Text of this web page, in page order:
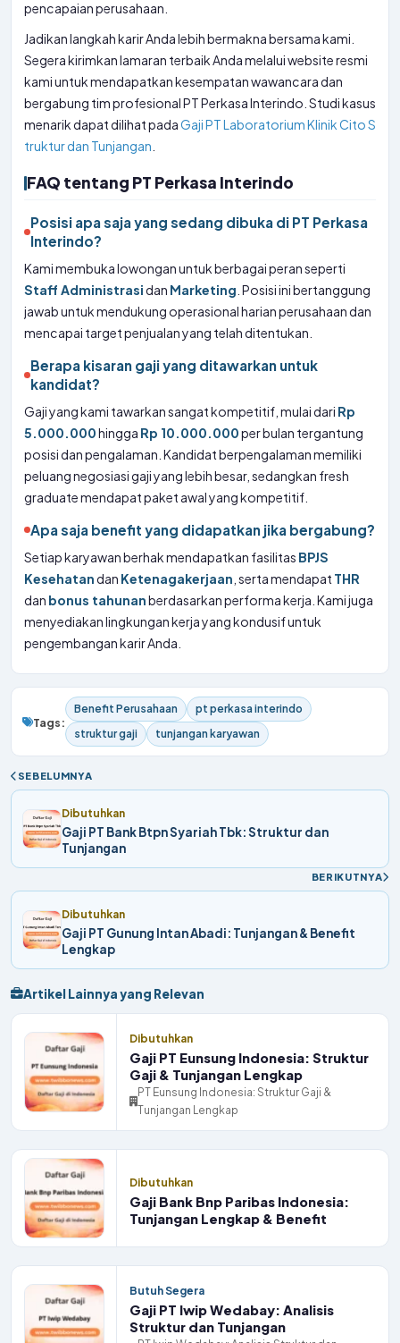
pencapaian perusahaan.
Jadikan langkah karir Anda lebih bermakna bersama kami.
Segera kirimkan lamaran terbaik Anda melalui website resmi
kami untuk mendapatkan kesempatan wawancara dan
bergabung tim profesional PT Perkasa Interindo. Studi kasus
menarik dapat dilihat padaGaji PT Laboratorium Klinik Cito S
truktur dan Tunjangan
FAQ tentang PT Perkasa Interindo
Posisi apa saja yang sedang dibuka di PT Perkasa
Interindo?
Kami membuka lowongan untuk berbagai peran seperti
Staff Administrasidan Marketing . Posisi ini bertanggung
jawab untuk mendukung operasional harian perusahaan dan
mencapai target penjualan yang telah ditentukan.
Berapa kisaran gaji yang ditawarkan untuk
kandidat?
Gaji yang kami tawarkan sangat kompetitif, mulai dari Rp
5.000.000hingga Rp 10.000.000per bulan tergantung
posisi dan pengalaman. Kandidat berpengalaman memiliki
peluang negosiasi gaji yang lebih besar, sedangkan fresh
graduate mendapat paket awal yang kompetitif.
Apa saja benefit yang didapatkan jika bergabung?
Setiap karyawan berhak mendapatkan fasilitas BPJS
Kesehatandan Ketenagakerjaan , serta mendapat THR
dan bonus tahunanberdasarkan performa kerja. Kami juga
menyediakan lingkungan kerja yang kondusif untuk
pengembangan karir Anda.
Tags:
Benefit Perusahaan
pt perkasa interindo
struktur gaji
tunjangan karyawan
SEBELUMNYA
Dibutuhkan
Gaji PT Bank Btpn Syariah Tbk: Struktur dan
Tunjangan
BERIKUTNYA
Dibutuhkan
Gaji PT Gunung Intan Abadi: Tunjangan & Benefit
Lengkap
Artikel Lainnya yang Relevan
Dibutuhkan
Gaji PT Eunsung Indonesia: Struktur
Gaji & Tunjangan Lengkap
PT Eunsung Indonesia: Struktur Gaji &
Tunjangan Lengkap
Dibutuhkan
Gaji Bank Bnp Paribas Indonesia:
Tunjangan Lengkap & Benefit
Butuh Segera
Gaji PT Iwip Wedabay: Analisis
Struktur dan Tunjangan